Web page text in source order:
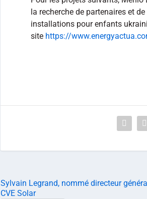
la recherche de partenaires et
installations pour enfants
site https://
Sylvain Legrand, nommé directeur
CVE Solar